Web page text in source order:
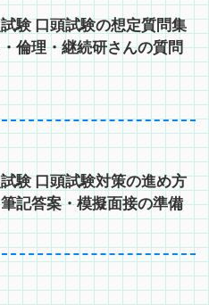
験 口頭試験の想定質問集
倫理・継続研さんの質問
験 口頭試験対策の進め方
記答案・模擬面接の準備